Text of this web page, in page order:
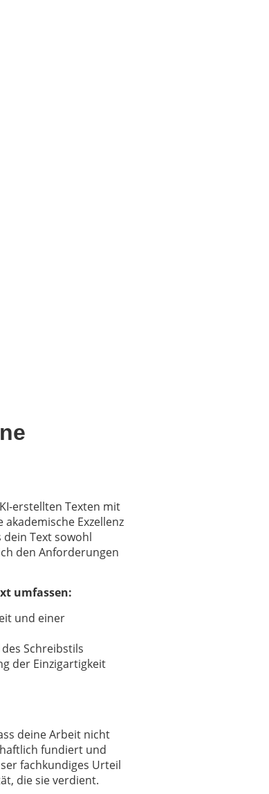
erstellten Texten mit
Exzellenz
Text sowohl
den Anforderungen
umfassen:
und einer
Schreibstils
der Einzigartigkeit
deine Arbeit nicht
fundiert und
fachkundiges Urteil
die sie verdient.